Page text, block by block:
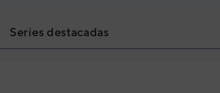
Series destacadas